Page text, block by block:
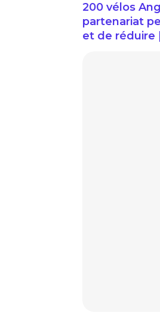
200 vélos
partenariat
et de réduire